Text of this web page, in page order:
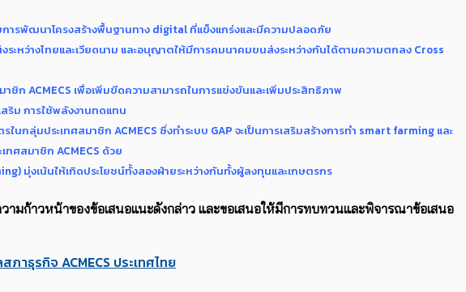
ารพัฒนาโครงสร้างพื้นฐานทาง digital ที่แข็งแกร่งและมีความปลอดภัย
ว่างไทยและเวียดนาม และอนุญาตให้มีการคมนาคมขนส่งระหว่างกันได้ตามความตกลง Cross
ACMECS เพื่อเพิ่มขีดความสามารถในการแข่งขันและเพิ่มประสิทธิภาพ
ม การใช้พลังงานทดแทน
ประเทศสมาชิก ACMECS ซึ่งทำระบบ GAP จะเป็นการเสริมสร้างการทำ smart farming และ
ทศสมาชิก ACMECS ด้วย
งเน้นให้เกิดประโยชน์ทั้งสองฝ่ายระหว่างกันทั้งผู้ลงทุนและเกษตรกร
มก้าวหน้าของข้อเสนอแนะดังกล่าว และขอเสนอให้มีการทบทวนและพิจารณาข้อเสนอ
สภาธุรกิจ ACMECS ประเทศไทย